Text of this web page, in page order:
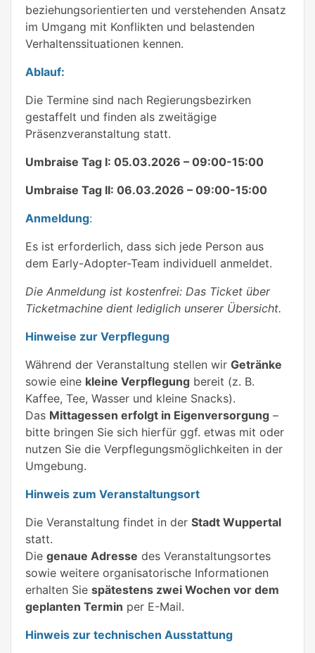
beziehungsorientierten und verstehenden Ansatz
im Umgang mit Konflikten und belastenden
Verhaltenssituationen kennen.
Ablauf:
Die Termine sind nach Regierungsbezirken
gestaffelt und finden als zweitägige
Präsenzveranstaltung statt.
Umbraise Tag I: 05.03.2026 – 09:00-15:00
Umbraise Tag II: 06.03.2026 – 09:00-15:00
Anmeldung:
Es ist erforderlich, dass sich jede Person aus
dem Early-Adopter-Team individuell anmeldet.
Die Anmeldung ist kostenfrei: Das Ticket über
Ticketmachine dient lediglich unserer Übersicht.
Hinweise zur Verpflegung
Während der Veranstaltung stellen wir Getränke
sowie eine kleine Verpflegung bereit (z. B.
Kaffee, Tee, Wasser und kleine Snacks).
Das Mittagessen erfolgt in Eigenversorgung –
bitte bringen Sie sich hierfür ggf. etwas mit oder
nutzen Sie die Verpflegungsmöglichkeiten in der
Umgebung.
Hinweis zum Veranstaltungsort
Die Veranstaltung findet in der Stadt Wuppertal
statt.
Die genaue Adresse des Veranstaltungsortes
sowie weitere organisatorische Informationen
erhalten Sie spätestens zwei Wochen vor dem
geplanten Termin per E-Mail.
Hinweis zur technischen Ausstattung